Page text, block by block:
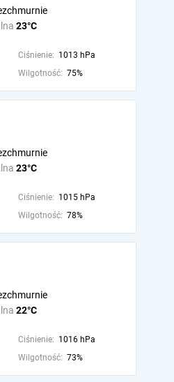
23°C
Ciśnienie: 1013 hPa
Wilgotność: 75%
23°C
Ciśnienie: 1015 hPa
Wilgotność: 78%
22°C
Ciśnienie: 1016 hPa
Wilgotność: 73%